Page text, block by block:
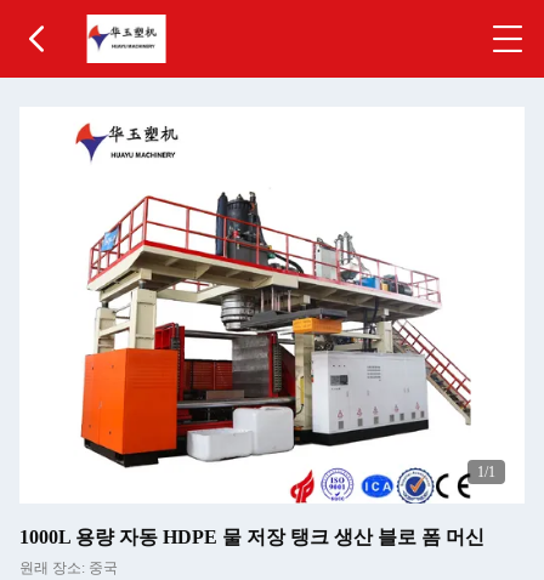
1/1
1000L 용량 자동 HDPE 물 저장 탱크 생산 블로 폼 머신
원래 장소: 중국